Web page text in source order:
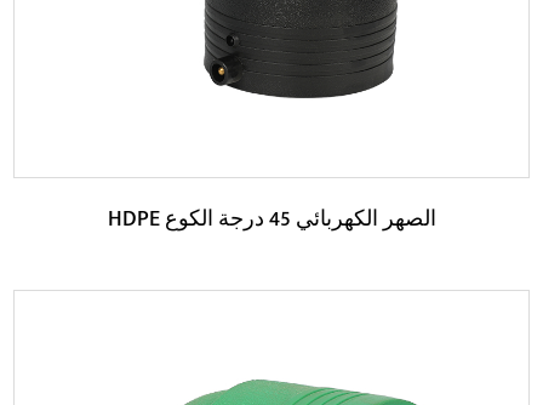
اقرأ المزيد
HDPE الصهر الكهربائي 45 درجة الكوع